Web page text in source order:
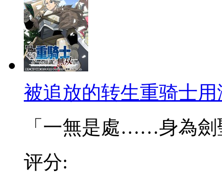
被追放的转生重骑士
「一無是處……身為劍
评分: